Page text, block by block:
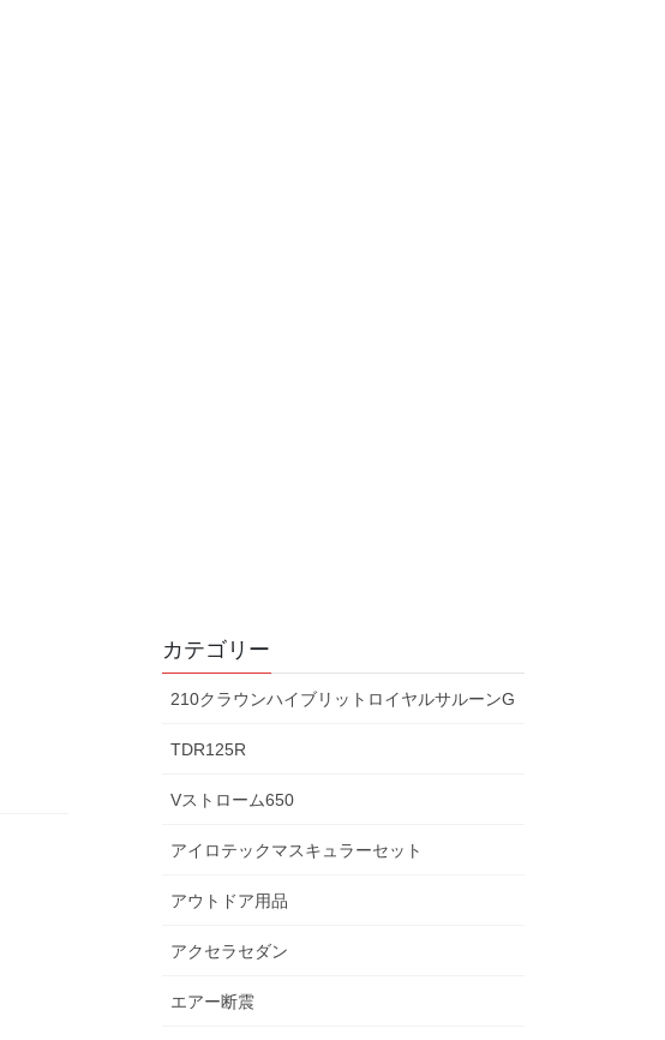
カテゴリー
210クラウンハイブリットロイヤルサルーンG
TDR125R
Vストローム650
アイロテックマスキュラーセット
アウトドア用品
アクセラセダン
エアー断震